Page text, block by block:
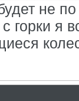
не
горки я